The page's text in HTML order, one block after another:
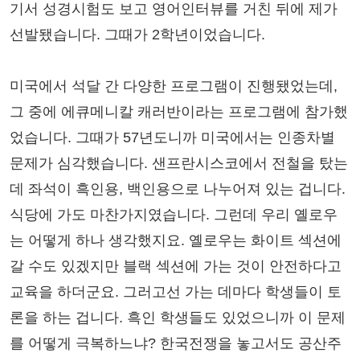
기서 성경시험도 보고 영어인터뷰를 거친 뒤에 제가
선발됐습니다. 그때가 2학년이었습니다.
미국에서 석달 간 다양한 프로그램이 진행됐었는데,
그 중에 에큐메니칼 캐러반이라는 프로그램에 참가했
었습니다. 그때가 57년도니까 미국에서는 인종차별
문제가 심각했습니다. 샌프란시스코에서 전철을 탔는
데 좌석이 흑인용, 백인용으로 나누어져 있는 겁니다.
식당에 가도 마찬가지였습니다. 그런데 우리 옐로우
는 어떻게 하나 생각했지요. 옐로우는 화이트 섹션에
갈 수도 있겠지만 블랙 섹션에 가는 것이 안전하다고
교육을 하더군요. 그러고선 가는 데마다 학생들이 토
론을 하는 겁니다. 흑인 학생들도 있었으니까 이 문제
를 어떻게 극복하느냐? 한국전쟁을 놓고서도 공산주